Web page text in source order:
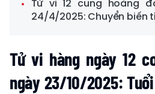
Tử vi 12 cung hoàng
24/4/2025: Chuyển biến
Tử vi hàng ngày 12
ngày 23/10/2025: